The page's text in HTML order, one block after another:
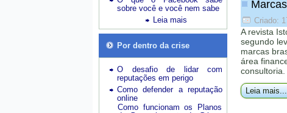
sobre você e você nem sabe
Leia mais
Por dentro da crise
O desafio de lidar com
reputações em perigo
Como defender a reputação
online
Como funcionam os Planos
Criado:
A revista
segundo
marcas
área
consultoria.
Leia mais...